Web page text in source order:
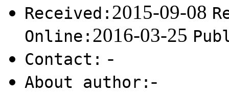
Received: 2015-09-08
Online: 2016-03-25
Contact: -
About author: -